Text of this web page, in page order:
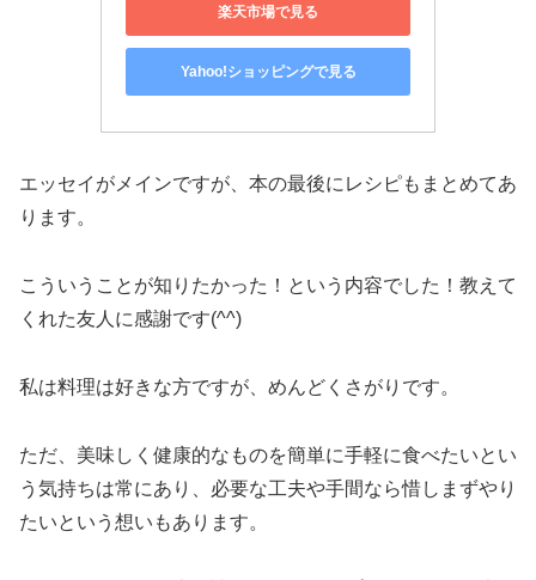
楽天市場で見る
Yahoo!ショッピングで見る
エッセイがメインですが、本の最後にレシピもまとめてあ
ります。
こういうことが知りたかった！という内容でした！教えて
くれた友人に感謝です(^^)
私は料理は好きな方ですが、めんどくさがりです。
ただ、美味しく健康的なものを簡単に手軽に食べたいとい
う気持ちは常にあり、必要な工夫や手間なら惜しまずやり
たいという想いもあります。